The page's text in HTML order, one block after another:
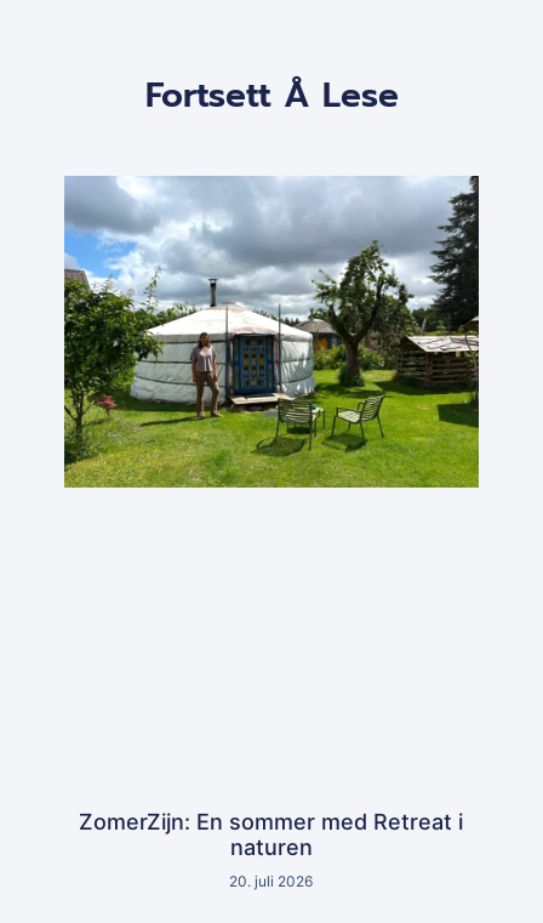
Fortsett Å Lese
ZomerZijn: En sommer med Retreat i
naturen
20. juli 2026